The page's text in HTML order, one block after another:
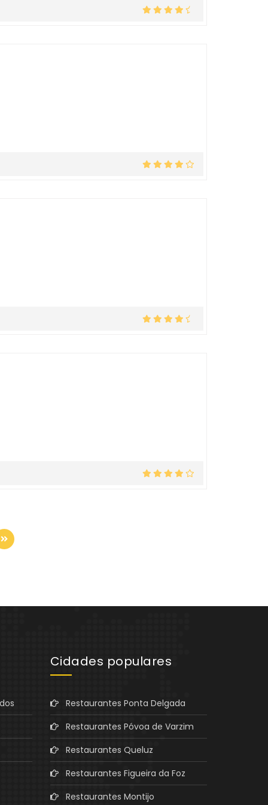
Cidades populares
Restaurantes Ponta Delgada
Restaurantes Póvoa de Varzim
Restaurantes Queluz
Restaurantes Figueira da Foz
Restaurantes Montijo